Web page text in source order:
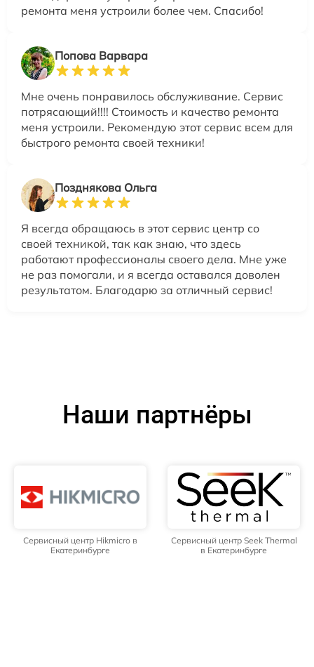
ремонта меня устроили более чем. Спасибо!
Попова Варвара
Мне очень понравилось обслуживание. Сервис
потрясающий!!!! Стоимость и качество ремонта
меня устроили. Рекомендую этот сервис всем для
быстрого ремонта своей техники!
Позднякова Ольга
Я всегда обращаюсь в этот сервис центр со
своей техникой, так как знаю, что здесь
работают профессионалы своего дела. Мне уже
не раз помогали, и я всегда оставался доволен
результатом. Благодарю за отличный сервис!
Наши партнёры
Сервисный центр Hikmicro в
Екатеринбурге
Сервисный центр Seek Thermal
в Екатеринбурге